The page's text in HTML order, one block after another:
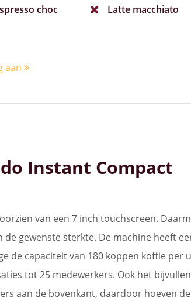
choc Latte macchiato
aan
Instant Compact
van een 7 inch touchscreen.
gewenste sterkte. De machine heeft
de capaciteit van 180 koppen koffie per
tot 25 medewerkers. Ook het
aan de bovenkant, daardoor hoeven